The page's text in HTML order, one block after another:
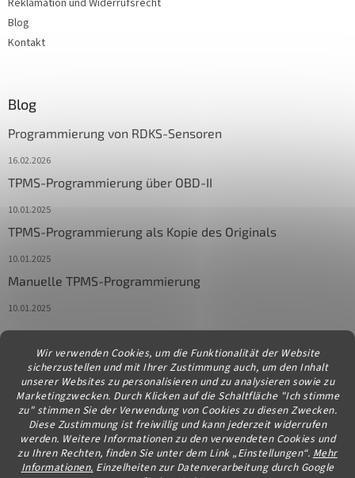
Wir verwenden Cookies, um die Funktionalität der Website
sicherzustellen und mit Ihrer Zustimmung auch, um den Inhalt
unserer Websites zu personalisieren und zu analysieren sowie zu
Marketingzwecken. Durch Klicken auf die Schaltfläche "Ich stimme
zu" stimmen Sie der Verwendung von Cookies zu diesen Zwecken.
Diese Zustimmung ist freiwillig und kann jederzeit widerrufen
werden. Weitere Informationen zu den verwendeten Cookies und
zu Ihren Rechten, finden Sie unter dem Link „Einstellungen“. Mehr
Informationen. Einzelheiten zur Datenverarbeitung durch Google
Blog
Kontakt
Blog
Programmierung von RDKS-Sensoren
16.02.2026
TPMS-Programmierung über OBD-II
10.01.2025
TPMS-Programmierung als Kopie des Originals
10.01.2025
Manuelle TPMS-Programmierung
10.01.2025
Kontakt
info@diagstore.at